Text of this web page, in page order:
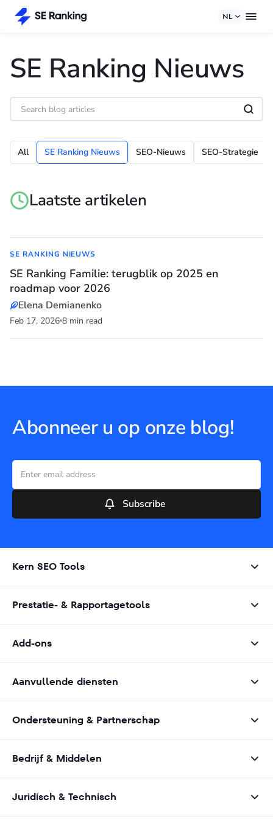
NL
SE Ranking Nieuws
All SE Ranking Nieuws SEO-Nieuws SEO-Strategie
Laatste artikelen
SE RANKING NIEUWS
SE Ranking Familie: terugblik op 2025 en
roadmap voor 2026
Elena Demianenko
Feb 17, 2026 8 min read
Abonneer u op onze blog!
Subscribe
Kern SEO Tools
Prestatie- & Rapportagetools
Add-ons
Aanvullende diensten
Ondersteuning & Partnerschap
Bedrijf & Middelen
Juridisch & Technisch